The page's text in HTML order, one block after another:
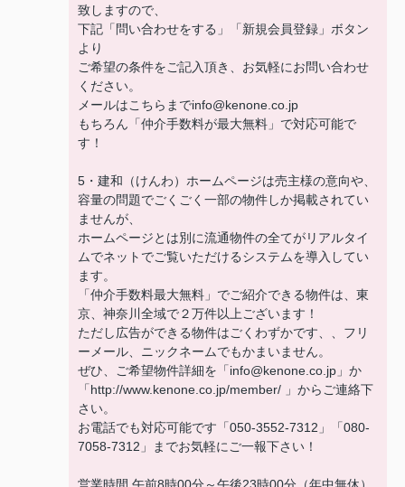
致しますので、
下記「問い合わせをする」「新規会員登録」ボタン
より
ご希望の条件をご記入頂き、お気軽にお問い合わせ
ください。
メールはこちらまでinfo@kenone.co.jp
もちろん「仲介手数料が最大無料」で対応可能で
す！
5・建和（けんわ）ホームページは売主様の意向や、
容量の問題でごくごく一部の物件しか掲載されてい
ませんが、
ホームページとは別に流通物件の全てがリアルタイ
ムでネットでご覧いただけるシステムを導入してい
ます。
「仲介手数料最大無料」でご紹介できる物件は、東
京、神奈川全域で２万件以上ございます！
ただし広告ができる物件はごくわずかです、、フリ
ーメール、ニックネームでもかまいません。
ぜひ、ご希望物件詳細を「info@kenone.co.jp」か
「http://www.kenone.co.jp/member/ 」からご連絡下
さい。
お電話でも対応可能です「050-3552-7312」「080-
7058-7312」までお気軽にご一報下さい！